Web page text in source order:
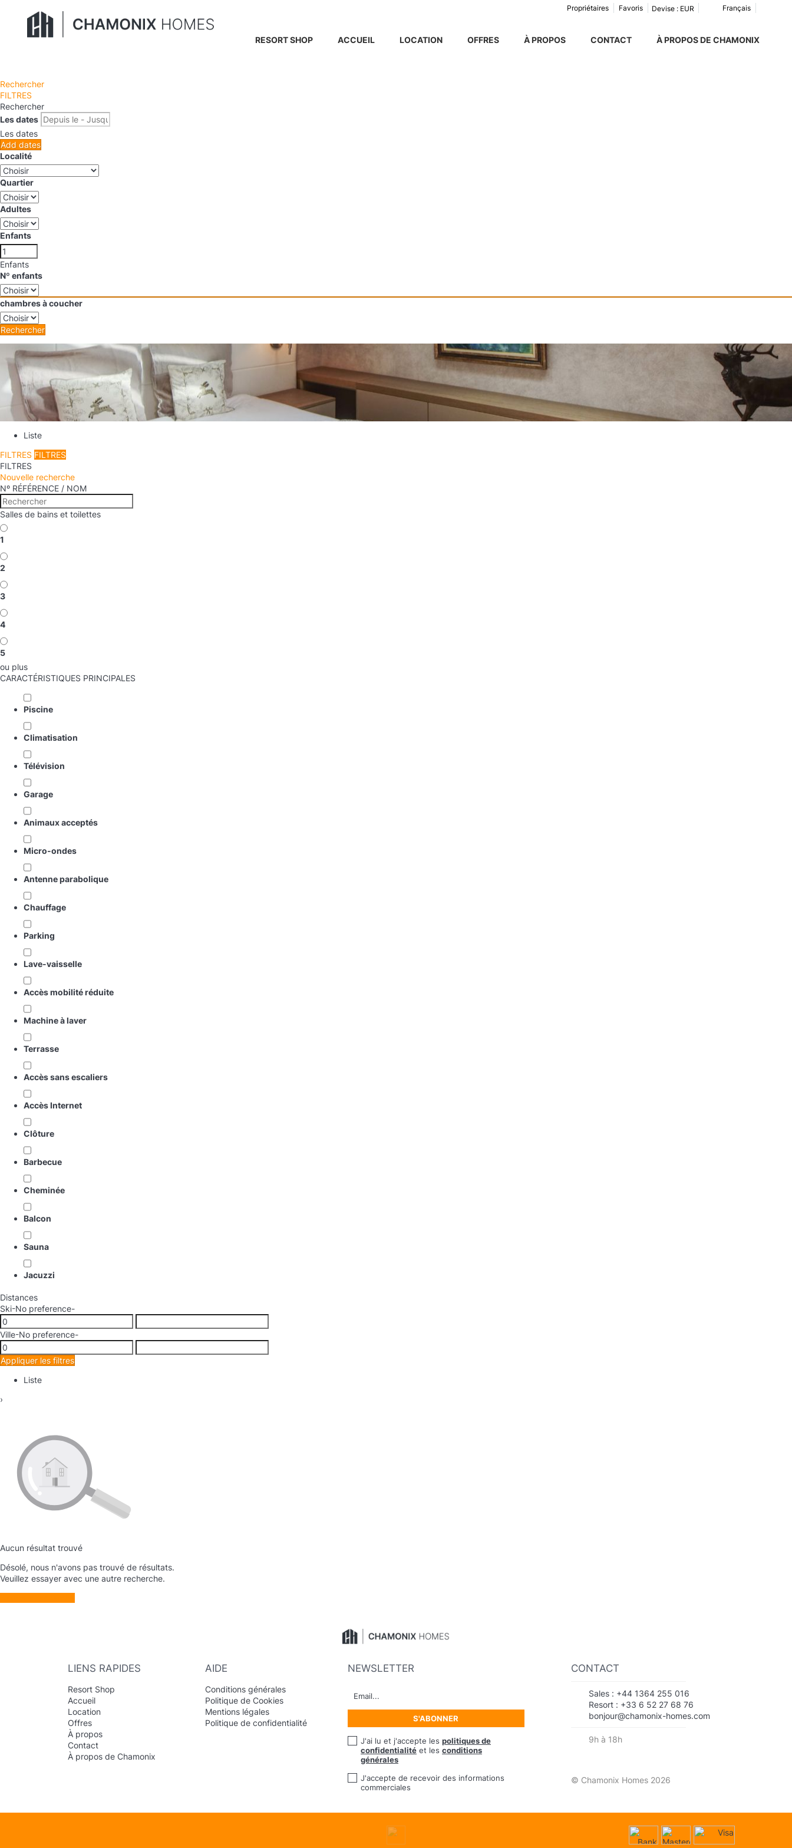
Français
Devise : EUR
Favoris
Propriétaires
RESORT SHOP ACCUEIL LOCATION OFFRES À PROPOS CONTACT À PROPOS DE CHAMONIX
Rechercher
FILTRES
Rechercher
Les dates
Les dates
Add dates
Localité
Quartier
Adultes
Enfants
Enfants
Nº enfants
chambres à coucher
Rechercher
Liste
FILTRES FILTRES
FILTRES
Nouvelle recherche
Nº RÉFÉRENCE / NOM
Salles de bains et toilettes
1
2
3
4
5
ou plus
CARACTÉRISTIQUES PRINCIPALES
Piscine
Climatisation
Télévision
Garage
Animaux acceptés
Micro-ondes
Antenne parabolique
Chauffage
Parking
Lave-vaisselle
Accès mobilité réduite
Machine à laver
Terrasse
Accès sans escaliers
Accès Internet
Clôture
Barbecue
Cheminée
Balcon
Sauna
Jacuzzi
Distances
Ski-No preference-
Ville-No preference-
Appliquer les filtres
Liste
›
Aucun résultat trouvé
Désolé, nous n'avons pas trouvé de résultats.
Veuillez essayer avec une autre recherche.
LIENS RAPIDES
Resort Shop
Accueil
Location
Offres
À propos
Contact
À propos de Chamonix
AIDE
Conditions générales
Politique de Cookies
Mentions légales
Politique de confidentialité
NEWSLETTER
J'ai lu et j'accepte les politiques de
confidentialité et les conditions
générales
J'accepte de recevoir des informations
commerciales
CONTACT
Sales : +44 1364 255 016
Resort : +33 6 52 27 68 76
bonjour@chamonix-homes.com
9h à 18h
© Chamonix Homes 2026